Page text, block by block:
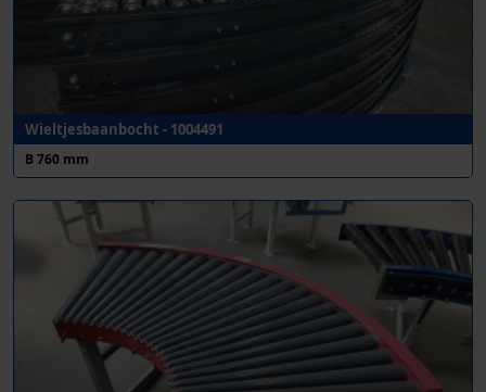
Wieltjesbaanbocht - 1004491
B 760 mm